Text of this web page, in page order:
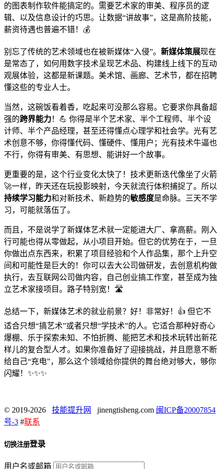
的图表制作软件能搞定的。需要艺术家的审美、程序员的逻
辑、以及信息设计的巧思。让数据“讲故事”，这是高阶技能，
薪资待遇也普遍不错！💰
别忘了传统的艺术领域也在被新媒体“入侵”。 新媒体策展现在
是常态了，如何用数字技术呈现艺术品、构建线上线下的互动
观展体验，这都是新课题。美术馆、画廊、艺术节，都在招聘
懂这些的专业人士。
当然，这碗饭看着香，吃起来可没那么容易。它要求你具备超
强的跨界能力！💪 你得是半个艺术家、半个工程师、半个设
计师、半个产品经理，甚至还得懂点心理学和社会学。光有艺
术创意不够，你得懂代码、懂硬件、懂用户；光有技术牛逼也
不行，你得有审美、有思想、能讲好一个故事。
更重要的是，这个行业变化太快了！技术更新迭代像坐了火箭
🚀一样，昨天还在玩投影映射，今天就流行体积捕捉了。所以
持续学习能力和对新技术、新趋势的敏感度是命脉。三天不学
习，可能就落伍了。
而且，不是说学了新媒体艺术就一定能进大厂、拿高薪。刚入
行可能也得从零做起，从小项目开始。但它的优势在于，一旦
你做出点东西来，积累了项目经验和个人作品集，那个上升空
间和可能性是巨大的！你可以去大公司做研发，去创意机构做
执行，去互联网公司做内容，自己创业搞工作室，甚至成为独
立艺术家接项目。路子特别宽！🛣️
总结一下，新媒体艺术的就业前景？好！非常好！👍 但它不
适合只想“搞艺术”或者只想“学技术”的人。它适合那种好奇心
爆棚、乐于探索未知、不怕折腾、能把艺术和技术玩转出新花
样儿的复合型人才。如果你准备好了迎接挑战，并且愿意不断
给自己“充电”，那么这个领域给你提供的舞台绝对够大，够你
闪耀！✨✨✨
© 2019-2026 技能提升网 jinengtisheng.com 闽ICP备20007854
号-3 #联系
切换注册登录
用户名或邮箱